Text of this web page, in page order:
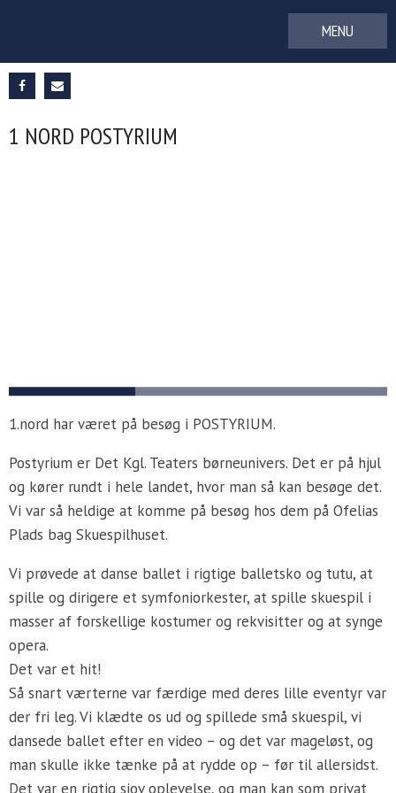
1 NORD POSTYRIUM
1.nord har været på besøg i POSTYRIUM.
Postyrium er Det Kgl. Teaters børneunivers. Det er på hjul
og kører rundt i hele landet, hvor man så kan besøge det.
Vi var så heldige at komme på besøg hos dem på Ofelias
Plads bag Skuespilhuset.
Vi prøvede at danse ballet i rigtige balletsko og tutu, at
spille og dirigere et symfoniorkester, at spille skuespil i
masser af forskellige kostumer og rekvisitter og at synge
opera.
Det var et hit!
Så snart værterne var færdige med deres lille eventyr var
der fri leg. Vi klædte os ud og spillede små skuespil, vi
dansede ballet efter en video – og det var mageløst, og
man skulle ikke tænke på at rydde op – før til allersidst.
Det var en rigtig sjov oplevelse, og man kan som privat